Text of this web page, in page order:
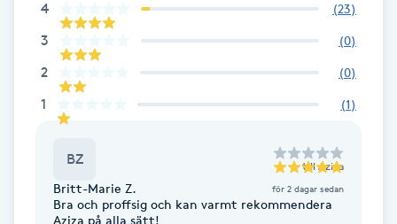
Fransfärgning
Fransförlängning
Fransförlängning Volym
4 (23)
3 (0)
2 (0)
1 (1)
BZ till Aziza
Britt-Marie Z. för 2 dagar sedan
Bra och proffsig och kan varmt rekommendera
Aziza på alla sätt!